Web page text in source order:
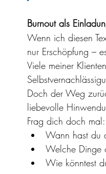
Burnout als
Wenn ich diesen
nur Erschöpfung –
Viele meiner
Doch der Weg
liebevolle
Frag dich doch mal:
Wann hast du
Welche Dinge
Wie könntest